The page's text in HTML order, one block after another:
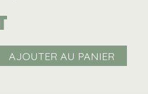
AJOUTER AU PANIER